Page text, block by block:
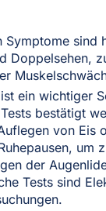
Symptome sind
Doppelsehen,
ein wichtiger
bestätigt
von Eis
um
der
Tests sind